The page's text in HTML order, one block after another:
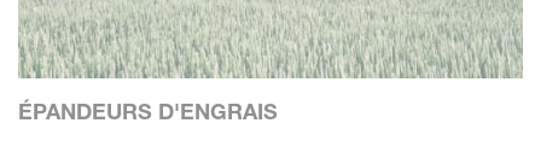
ÉPANDEURS D'ENGRAIS